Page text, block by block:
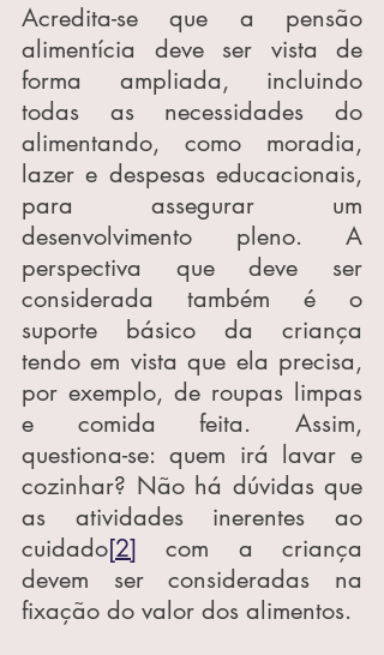
Acredita-se que a pensão
alimentícia deve ser vista de
forma ampliada, incluindo
todas as necessidades do
alimentando, como moradia,
lazer e despesas educacionais,
para assegurar um
desenvolvimento pleno. A
perspectiva que deve ser
considerada também é o
suporte básico da criança
tendo em vista que ela precisa,
por exemplo, de roupas limpas
e comida feita. Assim,
questiona-se: quem irá lavar e
cozinhar? Não há dúvidas que
as atividades inerentes ao
cuidado[2] com a criança
devem ser consideradas na
fixação do valor dos alimentos.